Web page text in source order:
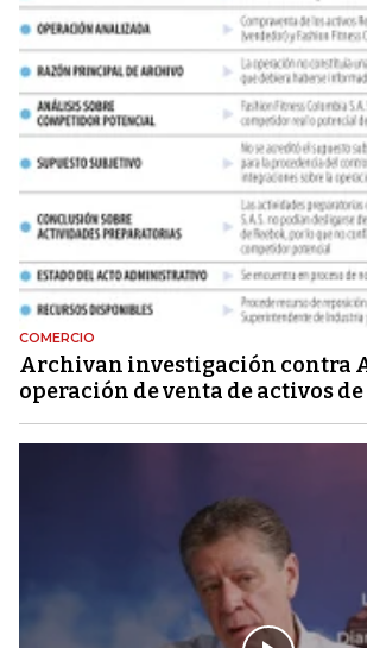
COMERCIO
Archivan investigación contra
operación de venta de activos de